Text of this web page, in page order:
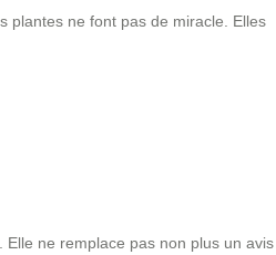
plantes ne font pas de miracle. Elles
ne remplace pas non plus un avis